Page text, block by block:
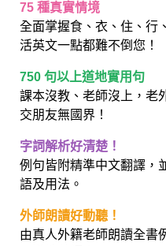
75 種真實情境
全面掌握食、衣、住、行
活英文一點都難不倒您！
750 句以上道地實用句
課本沒教、老師沒上，老
交朋友無國界！
字詞解析好清楚！
例句皆附精準中文翻譯，
語及用法。
外師朗讀好動聽！
由真人外籍老師朗讀全書